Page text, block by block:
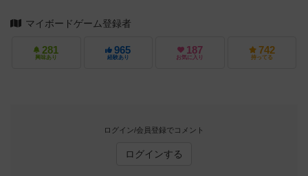
マイボードゲーム登録者
281
興味あり
965
経験あり
187
お気に入り
742
持ってる
ログイン/会員登録でコメント
ログインする